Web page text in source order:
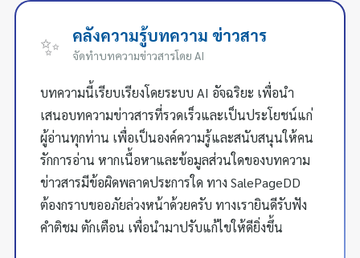
✨ คลังความรู้บทความ ข่าวสาร
จัดทำบทความข่าวสารโดย AI
บทความนี้เรียบเรียงโดยระบบ AI อัจฉริยะ เพื่อนำ
เสนอบทความข่าวสารที่รวดเร็วและเป็นประโยชน์แก่
ผู้อ่านทุกท่าน เพื่อเป็นองค์ความรู้และสนับสนุนให้คน
รักการอ่าน หากเนื้อหาและข้อมูลส่วนใดของบทความ
ข่าวสารมีข้อผิดพลาดประการใด ทาง SalePageDD
ต้องกราบขออภัยล่วงหน้าด้วยครับ ทางเรายินดีรับฟัง
คำติชม ตักเตือน เพื่อนำมาปรับแก้ไขให้ดียิ่งขึ้น